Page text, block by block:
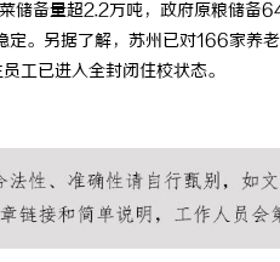
储备量超2.2万吨，政府原粮储备
。另据了解，苏州已对166家养
工已进入全封闭住校状态。